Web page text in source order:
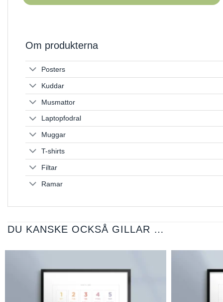
Om produkterna
Posters
Kuddar
Musmattor
Laptopfodral
Muggar
T-shirts
Filtar
Ramar
DU KANSKE OCKSÅ GILLAR …